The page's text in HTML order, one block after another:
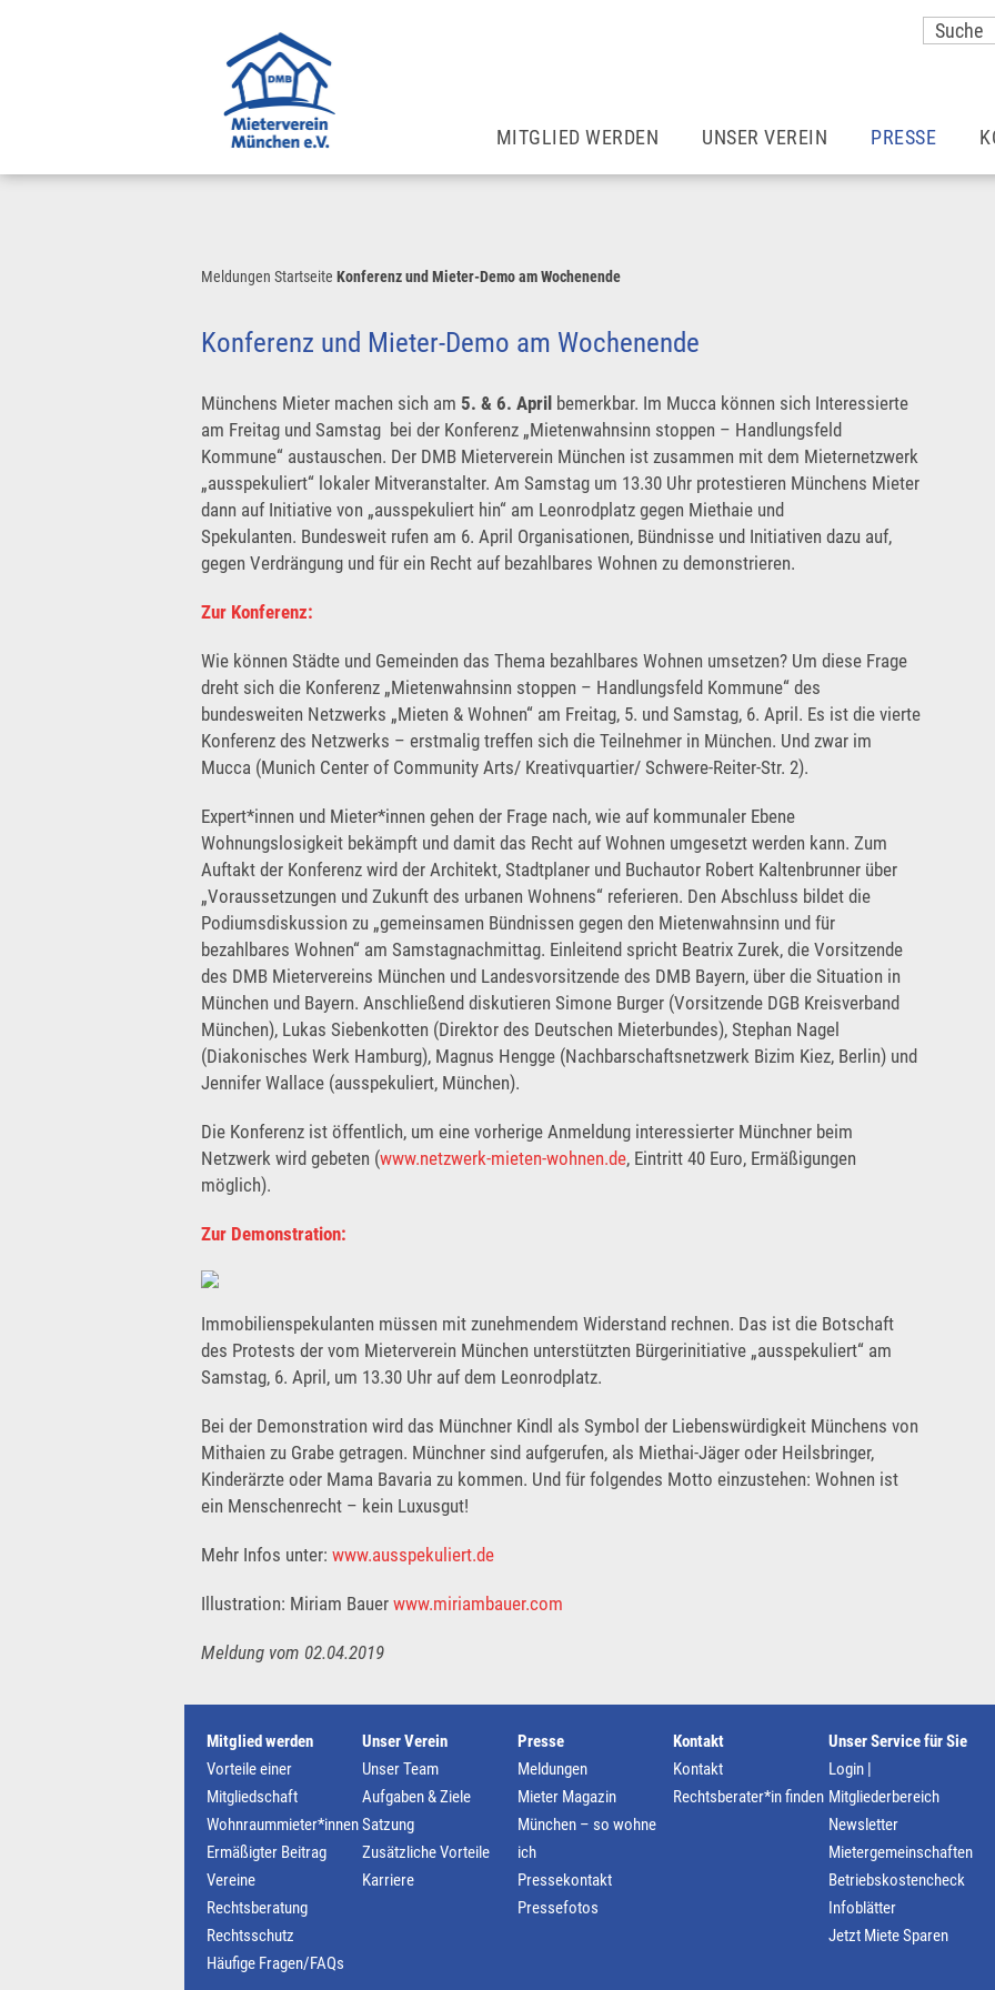
MITGLIED WERDEN
Wohnraummieter*innen
Ermäßigter Beitrag
Vereine
Rechtsberatung
Rechtsschutz
UNSER VEREIN
Zusätzliche Vorteile
Karriere
PRESSE
Pressekontakt
Pressefotos
Meldungen Startseite Konferenz und Mieter-Demo am Wochenende
Konferenz und Mieter-Demo am Wochenende
Münchens Mieter machen sich am 5. & 6. April bemerkbar. Im Mucca können sich Interessierte
am Freitag und Samstag bei der Konferenz „Mietenwahnsinn stoppen – Handlungsfeld
Kommune“ austauschen. Der DMB Mieterverein München ist zusammen mit dem Mieternetzwerk
„ausspekuliert“ lokaler Mitveranstalter. Am Samstag um 13.30 Uhr protestieren Münchens Mieter
dann auf Initiative von „ausspekuliert hin“ am Leonrodplatz gegen Miethaie und
Spekulanten. Bundesweit rufen am 6. April Organisationen, Bündnisse und Initiativen dazu auf,
gegen Verdrängung und für ein Recht auf bezahlbares Wohnen zu demonstrieren.
Zur Konferenz:
Wie können Städte und Gemeinden das Thema bezahlbares Wohnen umsetzen? Um diese Frage
dreht sich die Konferenz „Mietenwahnsinn stoppen – Handlungsfeld Kommune“ des
bundesweiten Netzwerks „Mieten & Wohnen“ am Freitag, 5. und Samstag, 6. April. Es ist die vierte
Konferenz des Netzwerks – erstmalig treffen sich die Teilnehmer in München. Und zwar im
Mucca (Munich Center of Community Arts/ Kreativquartier/ Schwere-Reiter-Str. 2).
Expert*innen und Mieter*innen gehen der Frage nach, wie auf kommunaler Ebene
Wohnungslosigkeit bekämpft und damit das Recht auf Wohnen umgesetzt werden kann. Zum
Auftakt der Konferenz wird der Architekt, Stadtplaner und Buchautor Robert Kaltenbrunner über
„Voraussetzungen und Zukunft des urbanen Wohnens“ referieren. Den Abschluss bildet die
Podiumsdiskussion zu „gemeinsamen Bündnissen gegen den Mietenwahnsinn und für
bezahlbares Wohnen“ am Samstagnachmittag. Einleitend spricht Beatrix Zurek, die Vorsitzende
des DMB Mietervereins München und Landesvorsitzende des DMB Bayern, über die Situation in
München und Bayern. Anschließend diskutieren Simone Burger (Vorsitzende DGB Kreisverband
München), Lukas Siebenkotten (Direktor des Deutschen Mieterbundes), Stephan Nagel
(Diakonisches Werk Hamburg), Magnus Hengge (Nachbarschaftsnetzwerk Bizim Kiez, Berlin) und
Jennifer Wallace (ausspekuliert, München).
Die Konferenz ist öffentlich, um eine vorherige Anmeldung interessierter Münchner beim
Netzwerk wird gebeten (www.netzwerk-mieten-wohnen.de, Eintritt 40 Euro, Ermäßigungen
möglich).
Zur Demonstration:
Immobilienspekulanten müssen mit zunehmendem Widerstand rechnen. Das ist die Botschaft
des Protests der vom Mieterverein München unterstützten Bürgerinitiative „ausspekuliert“ am
Samstag, 6. April, um 13.30 Uhr auf dem Leonrodplatz.
Bei der Demonstration wird das Münchner Kindl als Symbol der Liebenswürdigkeit Münchens von
Mithaien zu Grabe getragen. Münchner sind aufgerufen, als Miethai-Jäger oder Heilsbringer,
Kinderärzte oder Mama Bavaria zu kommen. Und für folgendes Motto einzustehen: Wohnen ist
ein Menschenrecht – kein Luxusgut!
Mehr Infos unter: www.ausspekuliert.de
Illustration: Miriam Bauer www.miriambauer.com
Meldung vom 02.04.2019
Mitglied werden
Vorteile einer
Mitgliedschaft
Wohnraummieter*innen
Ermäßigter Beitrag
Vereine
Rechtsberatung
Rechtsschutz
Häufige Fragen/FAQs
Unser Verein
Unser Team
Aufgaben & Ziele
Satzung
Zusätzliche Vorteile
Karriere
Presse
Meldungen
Mieter Magazin
München – so wohne
ich
Pressekontakt
Pressefotos
Kontakt
Kontakt
Rechtsberater*in finden
Unser Service für Sie
Login |
Mitgliederbereich
Newsletter
Mietergemeinschaften
Betriebskostencheck
Infoblätter
Jetzt Miete Sparen